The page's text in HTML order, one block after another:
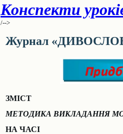
Конспекти
/-->
Журнал
ЗМІСТ
МЕТОДИКА ВИКЛАДАННЯ
НА ЧАСІ